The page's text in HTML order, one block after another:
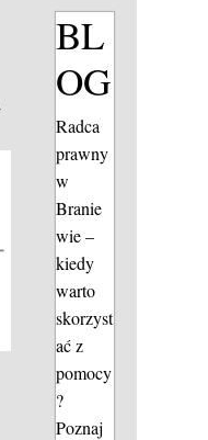
BL
OG
Radca
prawny
w
Branie
wie –
kiedy
warto
skorzyst
ać z
pomocy
?
Poznaj